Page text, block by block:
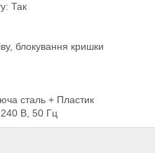
Так
блокування кришки
сталь + Пластик
В, 50 Гц